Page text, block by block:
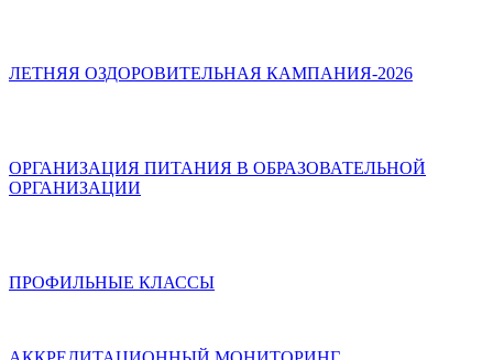
ЛЕТНЯЯ ОЗДОРОВИТЕЛЬНАЯ КАМПАНИЯ-2026
ОРГАНИЗАЦИЯ ПИТАНИЯ В ОБРАЗОВАТЕЛЬНОЙ
ОРГАНИЗАЦИИ
ПРОФИЛЬНЫЕ КЛАССЫ